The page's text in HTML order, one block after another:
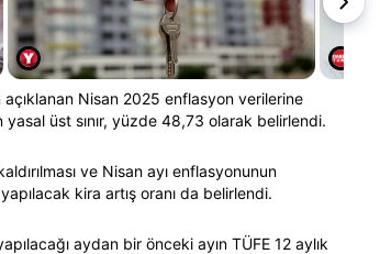
Nisan 2025 enflasyon verilerine
yasal üst sınır, yüzde 48,73 olarak belirlendi.
ve Nisan ayı enflasyonunun
kira artış oranı da belirlendi.
aydan bir önceki ayın TÜFE 12 aylık